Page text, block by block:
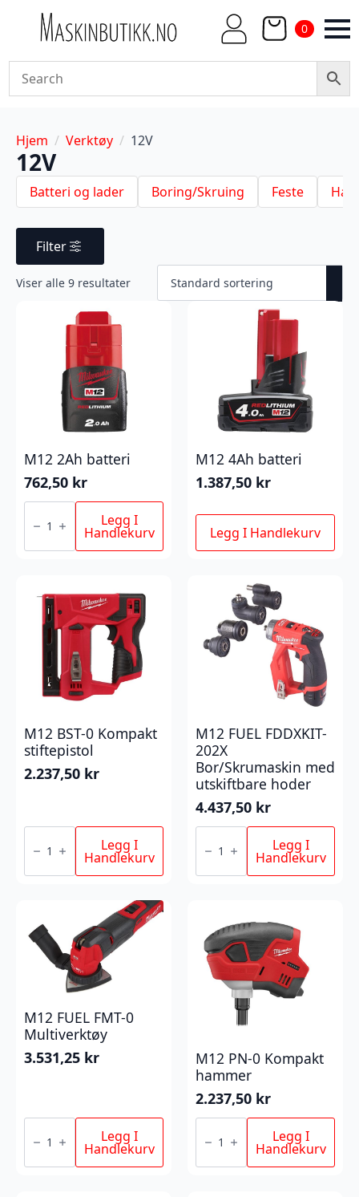
0
Hjem Verktøy 12V
12V
Batteri og lader Boring/Skruing Feste
Filter
Viser alle 9 resultater
M12 2Ah batteri
762,50 kr
M12
batteri Legg I
Handlekurv
M12 4Ah batteri
1.387,50 kr
Legg I Handlekurv
M12 BST-0 Kompakt
stiftepistol
2.237,50 kr
M12
stiftepistol
Legg I
Handlekurv
M12 FUEL FDDXKIT-
202X
Bor/Skrumaskin med
utskiftbare hoder
4.437,50 kr
M12
FDDXKIT-
Bor/Skrumaskin
Legg I
Handlekurv
M12 FUEL FMT-0
Multiverktøy
3.531,25 kr
M12
FMT-
Multiverktøy
Legg I
Handlekurv
M12 PN-0 Kompakt
hammer
2.237,50 kr
M12
hammer
Legg I
Handlekurv